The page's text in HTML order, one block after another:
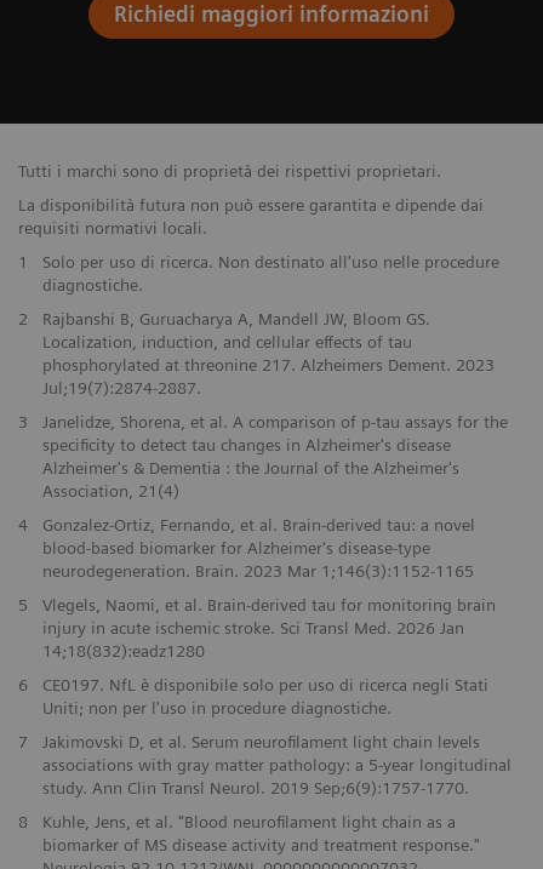
Richiedi maggiori informazioni
Tutti i marchi sono di proprietà dei rispettivi proprietari.
La disponibilità futura non può essere garantita e dipende dai
requisiti normativi locali.
1
Solo per uso di ricerca. Non destinato all'uso nelle procedure
diagnostiche.
2
Rajbanshi B, Guruacharya A, Mandell JW, Bloom GS.
Localization, induction, and cellular effects of tau
phosphorylated at threonine 217. Alzheimers Dement. 2023
Jul;19(7):2874-2887.
3
Janelidze, Shorena, et al. A comparison of p-tau assays for the
specificity to detect tau changes in Alzheimer's disease
Alzheimer's & Dementia : the Journal of the Alzheimer's
Association, 21(4)
4
Gonzalez-Ortiz, Fernando, et al. Brain-derived tau: a novel
blood-based biomarker for Alzheimer's disease-type
neurodegeneration. Brain. 2023 Mar 1;146(3):1152-1165
5
Vlegels, Naomi, et al. Brain-derived tau for monitoring brain
injury in acute ischemic stroke. Sci Transl Med. 2026 Jan
14;18(832):eadz1280
6
CE0197. NfL è disponibile solo per uso di ricerca negli Stati
Uniti; non per l'uso in procedure diagnostiche.
7
Jakimovski D, et al. Serum neurofilament light chain levels
associations with gray matter pathology: a 5-year longitudinal
study. Ann Clin Transl Neurol. 2019 Sep;6(9):1757-1770.
8
Kuhle, Jens, et al. "Blood neurofilament light chain as a
biomarker of MS disease activity and treatment response."